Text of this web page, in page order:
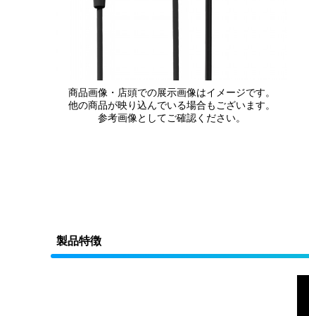
商品画像・店頭での展示画像はイメージです。
他の商品が映り込んでいる場合もございます。
参考画像としてご確認ください。
製品特徴